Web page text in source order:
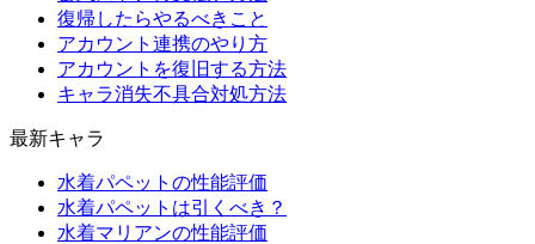
復帰したらやるべきこと
アカウント連携のやり方
アカウントを復旧する方法
キャラ消失不具合対処方法
最新キャラ
水着パペットの性能評価
水着パペットは引くべき？
水着マリアンの性能評価